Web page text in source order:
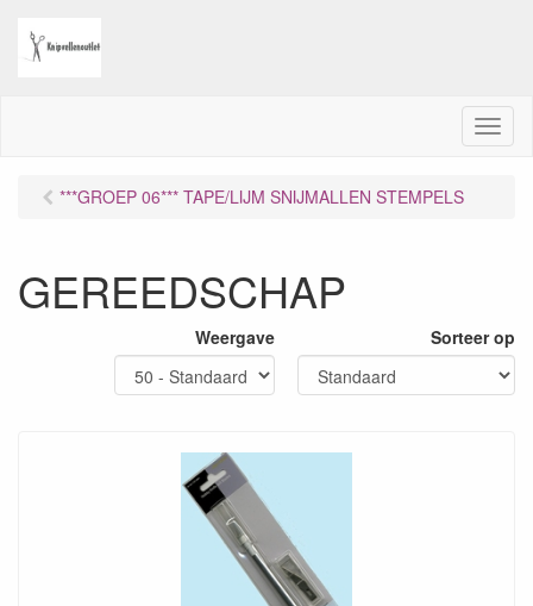
M
e
***GROEP 06*** TAPE/LIJM SNIJMALLEN STEMPELS
GEREEDSCHAP
Weergave Sorteer op